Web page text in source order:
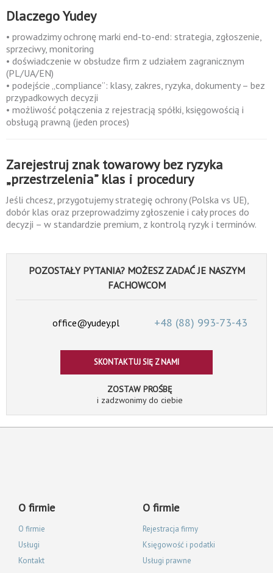
Dlaczego Yudey
• prowadzimy ochronę marki end-to-end: strategia, zgłoszenie,
sprzeciwy, monitoring
• doświadczenie w obsłudze firm z udziałem zagranicznym
(PL/UA/EN)
• podejście „compliance”: klasy, zakres, ryzyka, dokumenty – bez
przypadkowych decyzji
• możliwość połączenia z rejestracją spółki, księgowością i
obsługą prawną (jeden proces)
Zarejestruj znak towarowy bez ryzyka
„przestrzelenia” klas i procedury
Jeśli chcesz, przygotujemy strategię ochrony (Polska vs UE),
dobór klas oraz przeprowadzimy zgłoszenie i cały proces do
decyzji – w standardzie premium, z kontrolą ryzyk i terminów.
POZOSTAŁY PYTANIA? MOŻESZ ZADAĆ JE NASZYM
FACHOWCOM
office@yudey.pl +48 (88) 993-73-43
SKONTAKTUJ SIĘ Z NAMI
ZOSTAW PROŚBĘ
i zadzwonimy do ciebie
O firmie
O firmie
Usługi
Kontakt
O firmie
Rejestracja firmy
Księgowość i podatki
Usługi prawne